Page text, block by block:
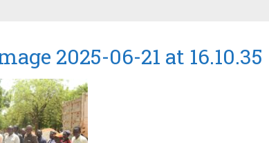
2025-06-21 at 16.10.35